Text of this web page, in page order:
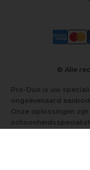
© Alle
Pro-Duo is uw
ongeëvenaard
Onze oplossingen